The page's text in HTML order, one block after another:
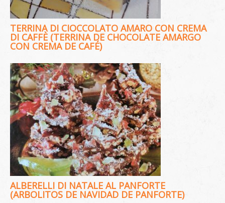
TERRINA DI CIOCCOLATO AMARO CON CREMA
DI CAFFÈ (TERRINA DE CHOCOLATE AMARGO
CON CREMA DE CAFÉ)
ALBERELLI DI NATALE AL PANFORTE
(ARBOLITOS DE NAVIDAD DE PANFORTE)